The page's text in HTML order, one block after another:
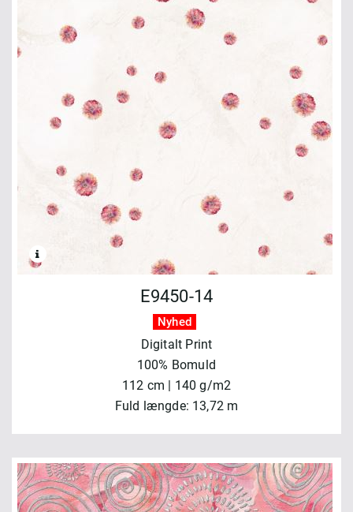
E9450-14
Nyhed
Digitalt Print
100% Bomuld
112 cm | 140 g/m2
Fuld længde: 13,72 m